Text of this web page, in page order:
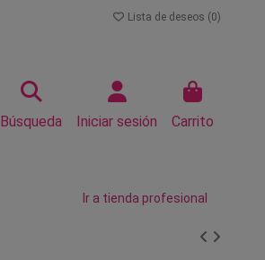
Lista de deseos (0)
Búsqueda Iniciar sesión Carrito
Ir a tienda profesional